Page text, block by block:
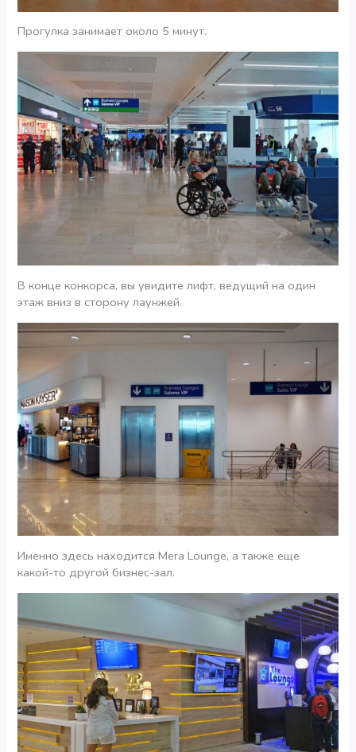
Прогулка занимает около 5 минут.
В конце конкорса, вы увидите лифт, ведущий на один
этаж вниз в сторону лаунжей.
Именно здесь находится Mera Lounge, а также еще
какой-то другой бизнес-зал.